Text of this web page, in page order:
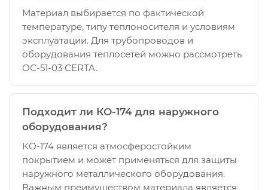
Материал выбирается по фактической
температуре, типу теплоносителя и условиям
эксплуатации. Для трубопроводов и
оборудования теплосетей можно рассмотреть
ОС-51-03 CERTA.
Подходит ли КО-174 для наружного
оборудования?
КО-174 является атмосферостойким
покрытием и может применяться для защиты
наружного металлического оборудования.
Важным преимуществом материала является